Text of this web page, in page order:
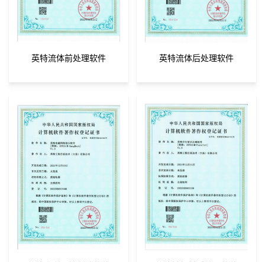
英特流体前处理软件 英特流体后处理软件